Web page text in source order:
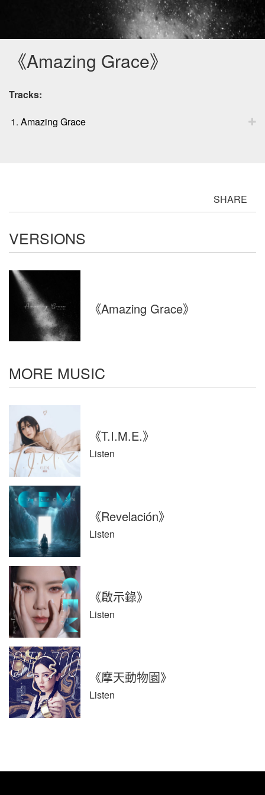
《Amazing Grace》
Tracks:
Amazing Grace
SHARE
VERSIONS
《Amazing Grace》
MORE MUSIC
《T.I.M.E.》
Listen
《Revelación》
Listen
《啟示錄》
Listen
《摩天動物園》
Listen